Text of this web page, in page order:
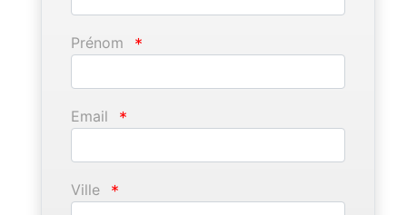
Prénom *
Email *
Ville *